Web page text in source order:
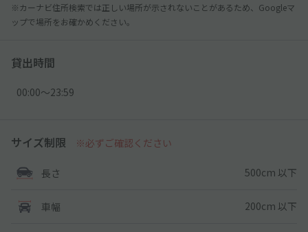
※カーナビ住所検索では正しい場所が示されないことがあるため、Googleマ
ップで場所をお確かめください。
貸出時間
00:00〜23:59
サイズ制限 ※必ずご確認ください
長さ 500cm 以下
車幅 200cm 以下